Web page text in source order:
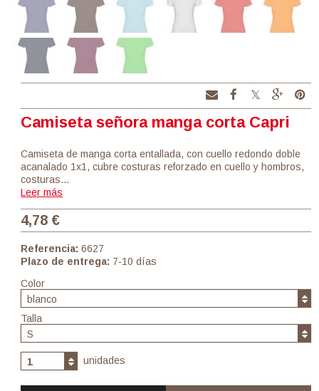
Camiseta señora manga corta Capri
Camiseta de manga corta entallada, con cuello redondo doble
acanalado 1x1, cubre costuras reforzado en cuello y hombros,
costuras…
Leer más
4,78 €
Referencia:6627
Plazo de entrega: 7-10 días
Color
blanco
Talla
S
1 unidades